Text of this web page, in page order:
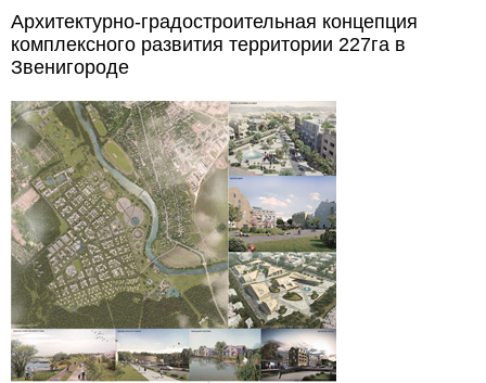
Архитектурно-градостроительная концепция
комплексного развития территории 227га в
Звенигороде